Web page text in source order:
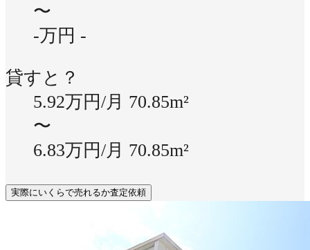
〜
-万円 -
貸すと？
5.92万円/月 70.85m²
〜
6.83万円/月 70.85m²
実際にいくらで売れるか査定依頼